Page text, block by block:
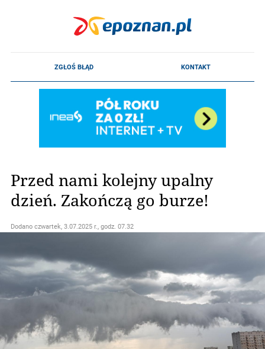
Przed nami kolejny upalny
dzień. Zakończą go burze!
Dodano czwartek, 3.07.2025 r., godz. 07.32